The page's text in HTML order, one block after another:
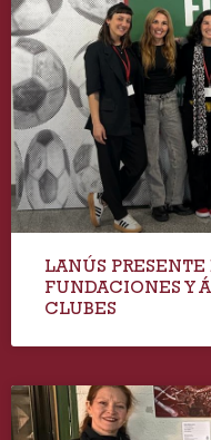
LANÚS
FUNDACIONES Y
CLUBES